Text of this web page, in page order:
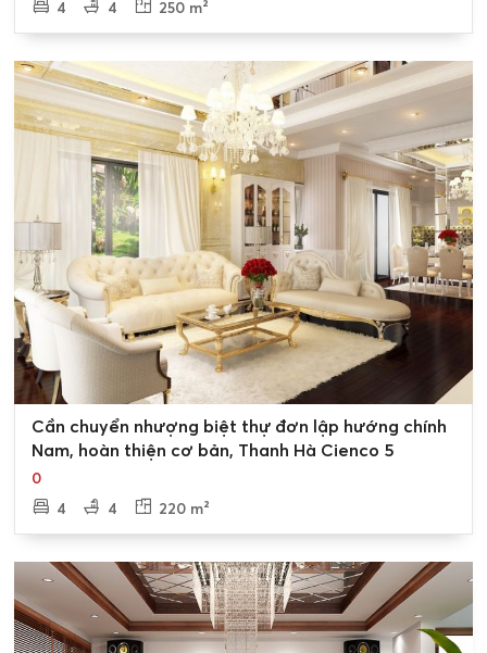
4
4 250 m²
Cần chuyển nhượng biệt thự đơn lập hướng chính
Nam, hoàn thiện cơ bản, Thanh Hà Cienco 5
0
4
4 220 m²